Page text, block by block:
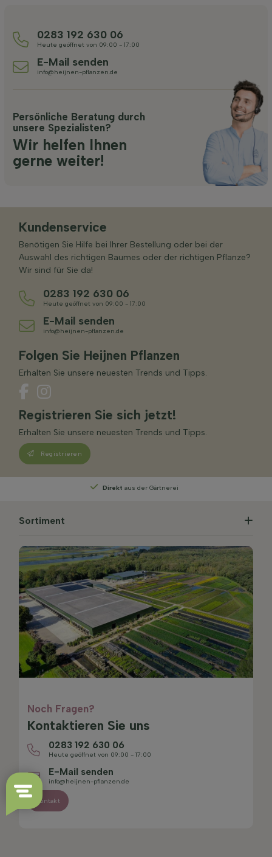
0283 192 630 06
Heute geöffnet von 09:00 - 17:00
E-Mail senden
info@heijnen-pflanzen.de
Persönliche Beratung durch
unsere Spezialisten?
Wir helfen Ihnen
gerne weiter!
Kundenservice
Benötigen Sie Hilfe bei Ihrer Bestellung oder bei der
Auswahl des richtigen Baumes oder der richtigen Pflanze?
Wir sind für Sie da!
0283 192 630 06
Heute geöffnet von 09:00 - 17:00
E-Mail senden
info@heijnen-pflanzen.de
Folgen Sie Heijnen Pflanzen
Erhalten Sie unsere neuesten Trends und Tipps.
Registrieren Sie sich jetzt!
Erhalten Sie unsere neuesten Trends und Tipps.
Registrieren
Persönliche Beratung von unseren Experten
Sortiment
Noch Fragen?
Kontaktieren Sie uns
0283 192 630 06
Heute geöffnet von 09:00 - 17:00
E-Mail senden
info@heijnen-pflanzen.de
Kontakt